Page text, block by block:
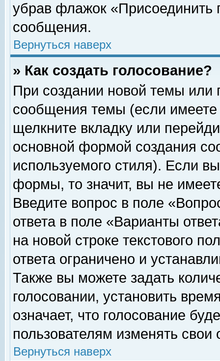
убрав флажок «Присоединить
сообщения.
Вернуться наверх
» Как создать голосование?
При создании новой темы или
сообщения темы (если
щелкните вкладку или
основной формой создания
используемого стиля). Если
формы, то значит, вы не
Введите вопрос в поле
ответа в поле «Варианты
на новой строке текстового
ответа ограничено и
Также вы можете задать
голосовании, установить
означает, что голосование
пользователям изменять свои
Вернуться наверх